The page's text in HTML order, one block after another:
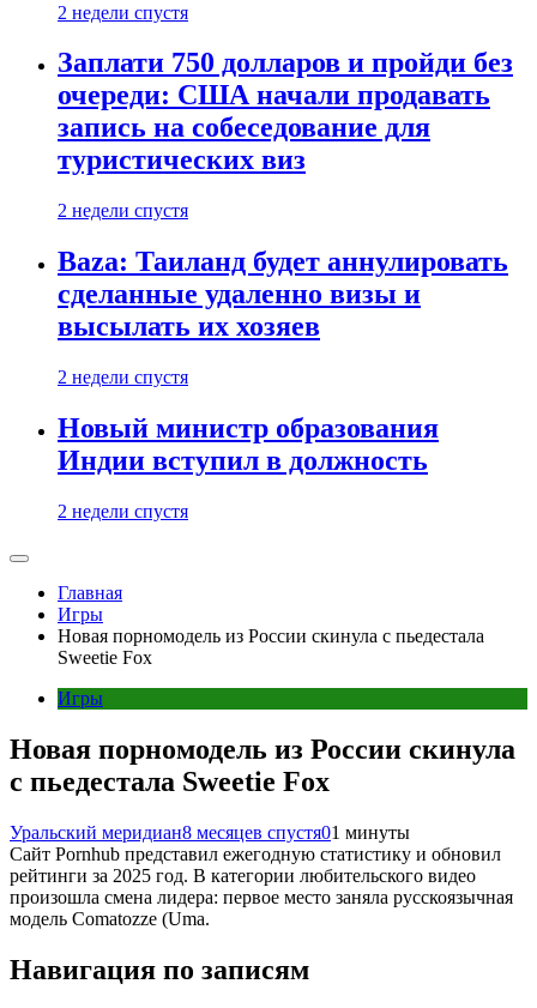
2 недели спустя
Заплати 750 долларов и пройди без
очереди: США начали продавать
запись на собеседование для
туристических виз
2 недели спустя
Baza: Таиланд будет аннулировать
сделанные удаленно визы и
высылать их хозяев
2 недели спустя
Новый министр образования
Индии вступил в должность
2 недели спустя
Главная
Игры
Новая порномодель из России скинула с пьедестала
Sweetie Fox
Игры
Новая порномодель из России скинула
с пьедестала Sweetie Fox
Уральский меридиан8 месяцев спустя01 минуты
Сайт Pornhub представил ежегодную статистику и обновил
рейтинги за 2025 год. В категории любительского видео
произошла смена лидера: первое место заняла русскоязычная
модель Comatozze (Uma.
Навигация по записям